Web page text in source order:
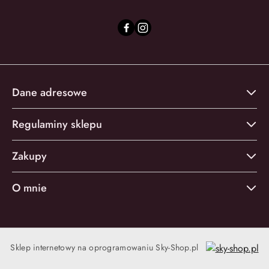
Dane adresowe
Regulaminy sklepu
Zakupy
O mnie
Sklep internetowy na oprogramowaniu Sky-Shop.pl